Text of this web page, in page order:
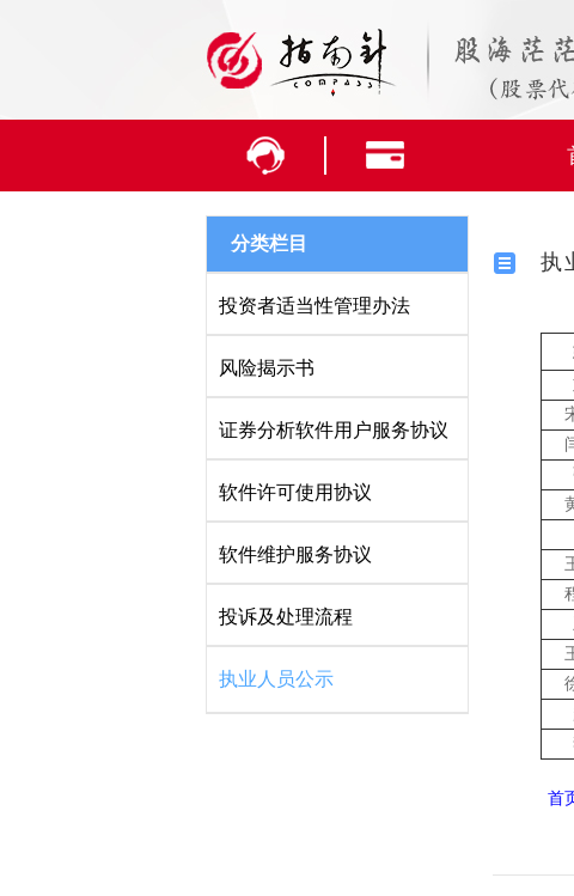
分类栏目
投资者适当性管理办法
风险揭示书
证券分析软件用户服务协议
软件许可使用协议
软件维护服务协议
投诉及处理流程
执业人员公示
执
首